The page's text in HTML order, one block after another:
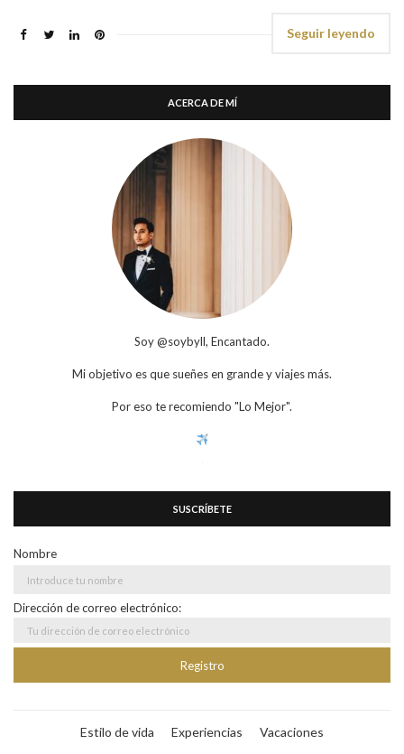
Seguir leyendo
ACERCA DE MÍ
Soy @soybyll, Encantado.
Mi objetivo es que sueñes en grande y viajes más.
Por eso te recomiendo "Lo Mejor".
SUSCRÍBETE
Nombre
Dirección de correo electrónico:
Estilo de vida Experiencias Vacaciones